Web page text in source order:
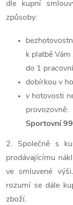
dle kupní
způsoby:
k platbě
do 1
dobírkou v
v hotovosti
provozovně:
Sportovní
2. Společně s
prodávajícímu
ve smluvené
rozumí se dále
zboží.